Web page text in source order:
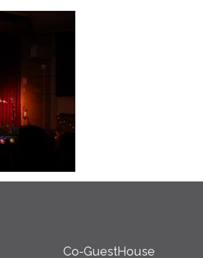
Co-GuestHouse